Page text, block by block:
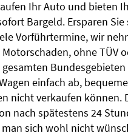
Ihr Auto und bieten
Bargeld. Ersparen Sie
Vorführtermine, wir
ohne TÜV
gesamten
einfach ab,
nicht verkaufen können.
nach spätestens 24
sich wohl nicht